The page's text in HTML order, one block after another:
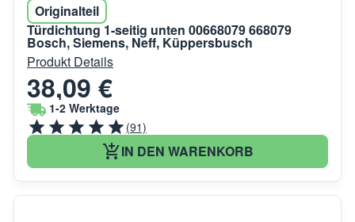
Originalteil
Türdichtung 1-seitig unten 00668079 668079
Bosch, Siemens, Neff, Küppersbusch
Produkt Details
38,09 €
1-2 Werktage
(91)
IN DEN WARENKORB